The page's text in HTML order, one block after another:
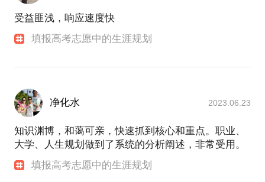
类、动物生产类、动物医学类、林学类
受益匪浅，响应速度快
填报高考志愿中的生涯规划
净化水 2023.06.23
知识渊博，和蔼可亲，快速抓到核心和重点。职业、
大学、人生规划做到了系统的分析阐述，非常受用。
填报高考志愿中的生涯规划